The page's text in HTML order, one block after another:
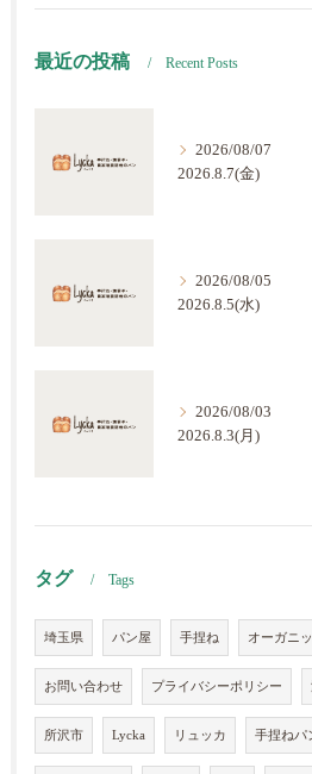
最近の投稿 Recent Posts
2026/08/07
2026.8.7(金)
2026/08/05
2026.8.5(水)
2026/08/03
2026.8.3(月)
タグ Tags
埼玉県 パン屋 手捏ね オーガニ
お問い合わせ プライバシーポリシー
所沢市 Lycka リュッカ 手捏ねパ